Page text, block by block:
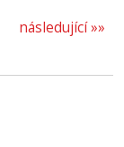
následující »»